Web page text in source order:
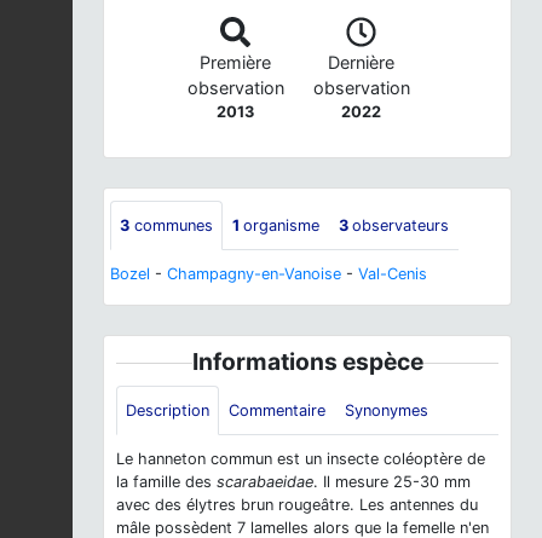
Première
observation
2013
Dernière
observation
2022
3 communes 1 organisme 3 observateurs
Bozel - Champagny-en-Vanoise - Val-Cenis
Informations espèce
Description Commentaire Synonymes
Le hanneton commun est un insecte coléoptère de
la famille des scarabaeidae. Il mesure 25-30 mm
avec des élytres brun rougeâtre. Les antennes du
mâle possèdent 7 lamelles alors que la femelle n'en